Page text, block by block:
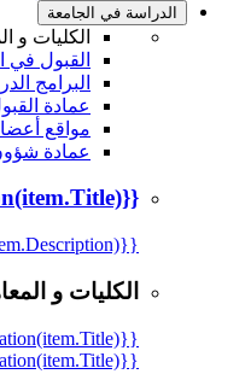
الدراسة في الجامعة
الكليات و
القبول في
البرامج
عمادة
مواقع
عمادة
{{mmc.getCurrentTranslation(item.Title)}}
{{mmc.getCurrentTranslation(item.Description)}}
الكليات و
{{mmc.getCurrentTranslation(item.Title)}}
{{mmc.getCurrentTranslation(item.Title)}}